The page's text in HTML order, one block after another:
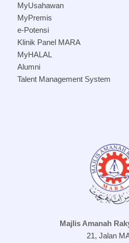
MyUsahawan
MyPremis
e-Potensi
Klinik Panel MARA
MyHALAL
Alumni
Talent Management System
Majlis Amanah
21, Jalan